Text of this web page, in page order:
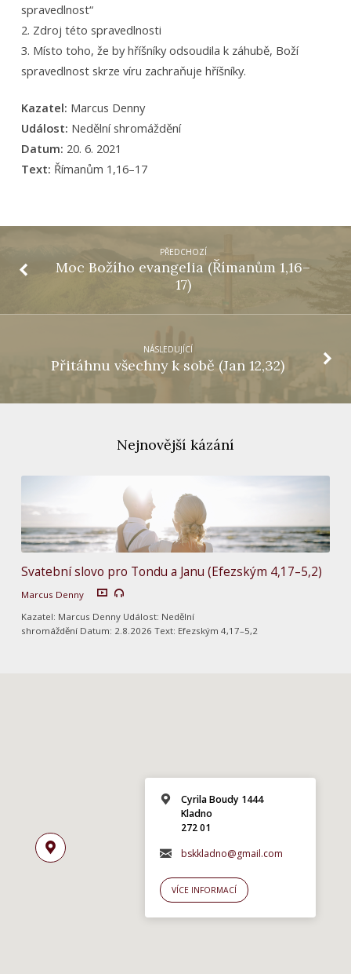
spravedlnost“
2. Zdroj této spravedlnosti
3. Místo toho, že by hříšníky odsoudila k záhubě, Boží
spravedlnost skrze víru zachraňuje hříšníky.
Kazatel: Marcus Denny
Událost: Nedělní shromáždění
Datum: 20. 6. 2021
Text: Římanům 1,16–17
PŘEDCHOZÍ
Moc Božího evangelia (Římanům 1,16–
17)
NÁSLEDUJÍCÍ
Přitáhnu všechny k sobě (Jan 12,32)
Nejnovější kázání
Svatební slovo pro Tondu a Janu (Efezským 4,17–5,2)
Marcus Denny
Kazatel: Marcus Denny Událost: Nedělní
shromáždění Datum: 2.8.2026 Text: Efezským 4,17–5,2
Cyrila Boudy 1444
Kladno
272 01
bskkladno@gmail.com
VÍCE INFORMACÍ